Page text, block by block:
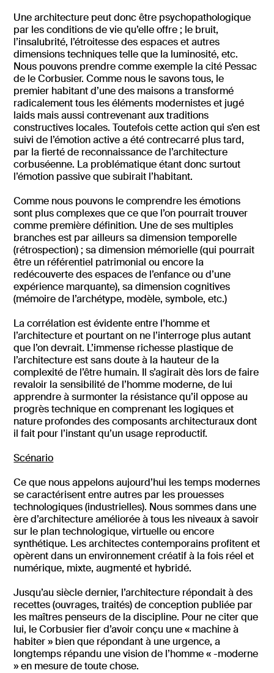
Une architecture peut donc être psychopathologique
par les conditions de vie qu’elle offre ; le bruit,
l’insalubrité, l’étroitesse des espaces et autres
dimensions techniques telle que la luminosité, etc.
Nous pouvons prendre comme exemple la cité Pessac
de le Corbusier. Comme nous le savons tous, le
premier habitant d’une des maisons a transformé
radicalement tous les éléments modernistes et jugé
laids mais aussi contrevenant aux traditions
constructives locales. Toutefois cette action qui s’en est
suivi de l’émotion active a été contrecarré plus tard,
par la fierté de reconnaissance de l’architecture
corbuséenne. La problématique étant donc surtout
l’émotion passive que subirait l’habitant.
Comme nous pouvons le comprendre les émotions
sont plus complexes que ce que l’on pourrait trouver
comme première définition. Une de ses multiples
branches est par ailleurs sa dimension temporelle
(rétrospection) ; sa dimension mémorielle (qui pourrait
être un référentiel patrimonial ou encore la
redécouverte des espaces de l’enfance ou d’une
expérience marquante), sa dimension cognitives
(mémoire de l’archétype, modèle, symbole, etc.)
La corrélation est évidente entre l’homme et
l’architecture et pourtant on ne l’interroge plus autant
que l’on devrait. L’immense richesse plastique de
l’architecture est sans doute à la hauteur de la
complexité de l’être humain. Il s’agirait dès lors de faire
revaloir la sensibilité de l’homme moderne, de lui
apprendre à surmonter la résistance qu’il oppose au
progrès technique en comprenant les logiques et
nature profondes des composants architecturaux dont
il fait pour l’instant qu’un usage reproductif.
Scénario
Ce que nous appelons aujourd’hui les temps modernes
se caractérisent entre autres par les prouesses
technologiques (industrielles). Nous sommes dans une
ère d’architecture améliorée à tous les niveaux à savoir
sur le plan technologique, virtuelle ou encore
synthétique. Les architectes contemporains profitent et
opèrent dans un environnement créatif à la fois réel et
numérique, mixte, augmenté et hybridé.
Jusqu’au siècle dernier, l’architecture répondait à des
recettes (ouvrages, traités) de conception publiée par
les maîtres penseurs de la discipline. Pour ne citer que
lui, le Corbusier fier d’avoir conçu une « machine à
habiter » bien que répondant à une urgence, a
longtemps répandu une vision de l’homme « -moderne
» en mesure de toute chose.